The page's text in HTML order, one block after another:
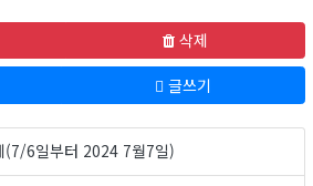
삭제
글쓰기
(7/6일부터 2024 7월7일)